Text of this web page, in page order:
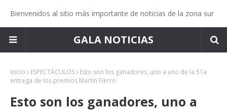
Bienvenidos al sitio más importante de noticias de la zona sur
GALA NOTICIAS
Inicio ESPECTÁCULOS
Esto son los ganadores, uno a uno de la 51a
entrega de los premios Martín Fierro
Esto son los ganadores, uno a